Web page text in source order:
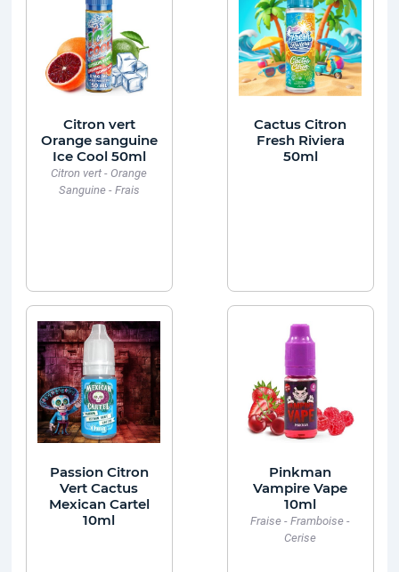
Citron vert
Orange sanguine
Ice Cool 50ml
Citron vert - Orange
Sanguine - Frais
Cactus Citron
Fresh Riviera
50ml
Passion Citron
Vert Cactus
Mexican Cartel
10ml
Pinkman
Vampire Vape
10ml
Fraise - Framboise -
Cerise